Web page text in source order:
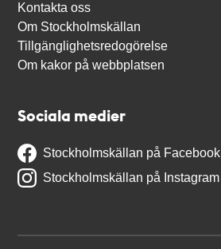
Kontakta oss
Om Stockholmskällan
Tillgänglighetsredogörelse
Om kakor på webbplatsen
Sociala medier
Stockholmskällan på Facebook
Stockholmskällan på Instagram